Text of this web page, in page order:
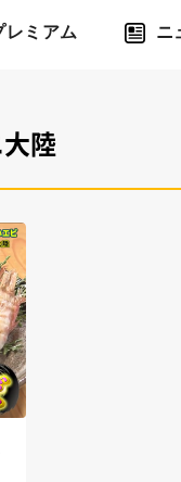
レミアム ニ
陸